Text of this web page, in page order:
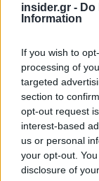
insider.gr - Do
Information
If you wish to
processing of
targeted
section to
opt-out request
interest-based
us or personal
your opt-out.
disclosure of
Με τον τρόπο
με την